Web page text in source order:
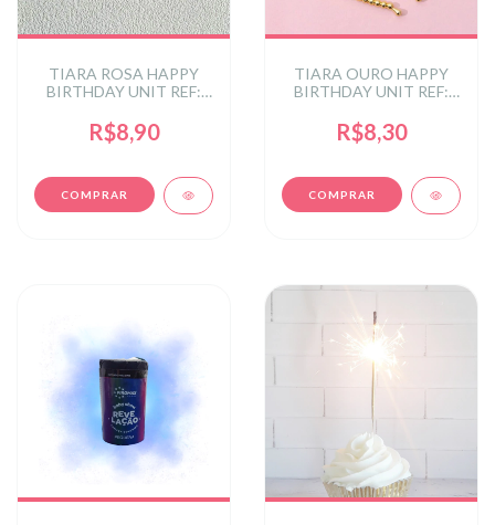
TIARA ROSA HAPPY
BIRTHDAY UNIT REF:
R$8,90
TIARA OURO HAPPY
BIRTHDAY UNIT REF:
R$8,30